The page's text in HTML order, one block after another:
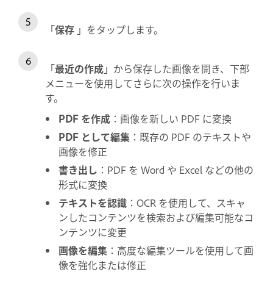
「保存 」をタップします。
「最近の作成」から保存した画像を開き、下部
メニューを使用してさらに次の操作を行いま
す。
PDF を作成 ：画像を新しい PDF に変換
PDF として編集 ：既存の PDF のテキストや
画像を修正
書き出し ：PDF を Word や Excel などの他の
形式に変換
テキストを認識 ：OCR を使用して、スキャ
ンしたコンテンツを検索および編集可能なコ
ンテンツに変更
画像を編集 ：高度な編集ツールを使用して画
像を強化または修正